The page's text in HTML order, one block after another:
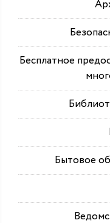
Бесплатное
Бытовое